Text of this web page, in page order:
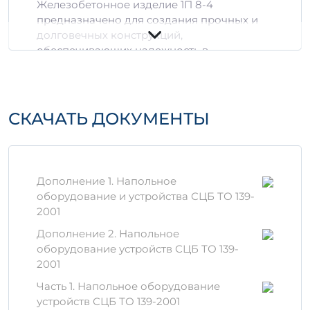
Железобетонное изделие 1П 8-4
предназначено для создания прочных и
долговечных конструкций,
обеспечивающих надежность в
коммерческие здания.
Объем:0,55 м³ - 1,4948 м³
Марка бетона:В25 и выше
Устойчивость к воздействию воды:
Устойчивость к морозу:F150
Преимущества изделия 1П
8-4
СКАЧАТЬ ДОКУМЕНТЫ
Дополнение 1. Напольное
оборудование и устройства СЦБ ТО 139-
2001
Дополнение 2. Напольное
оборудование устройств СЦБ ТО 139-
2001
Часть 1. Напольное оборудование
устройств СЦБ ТО 139-2001